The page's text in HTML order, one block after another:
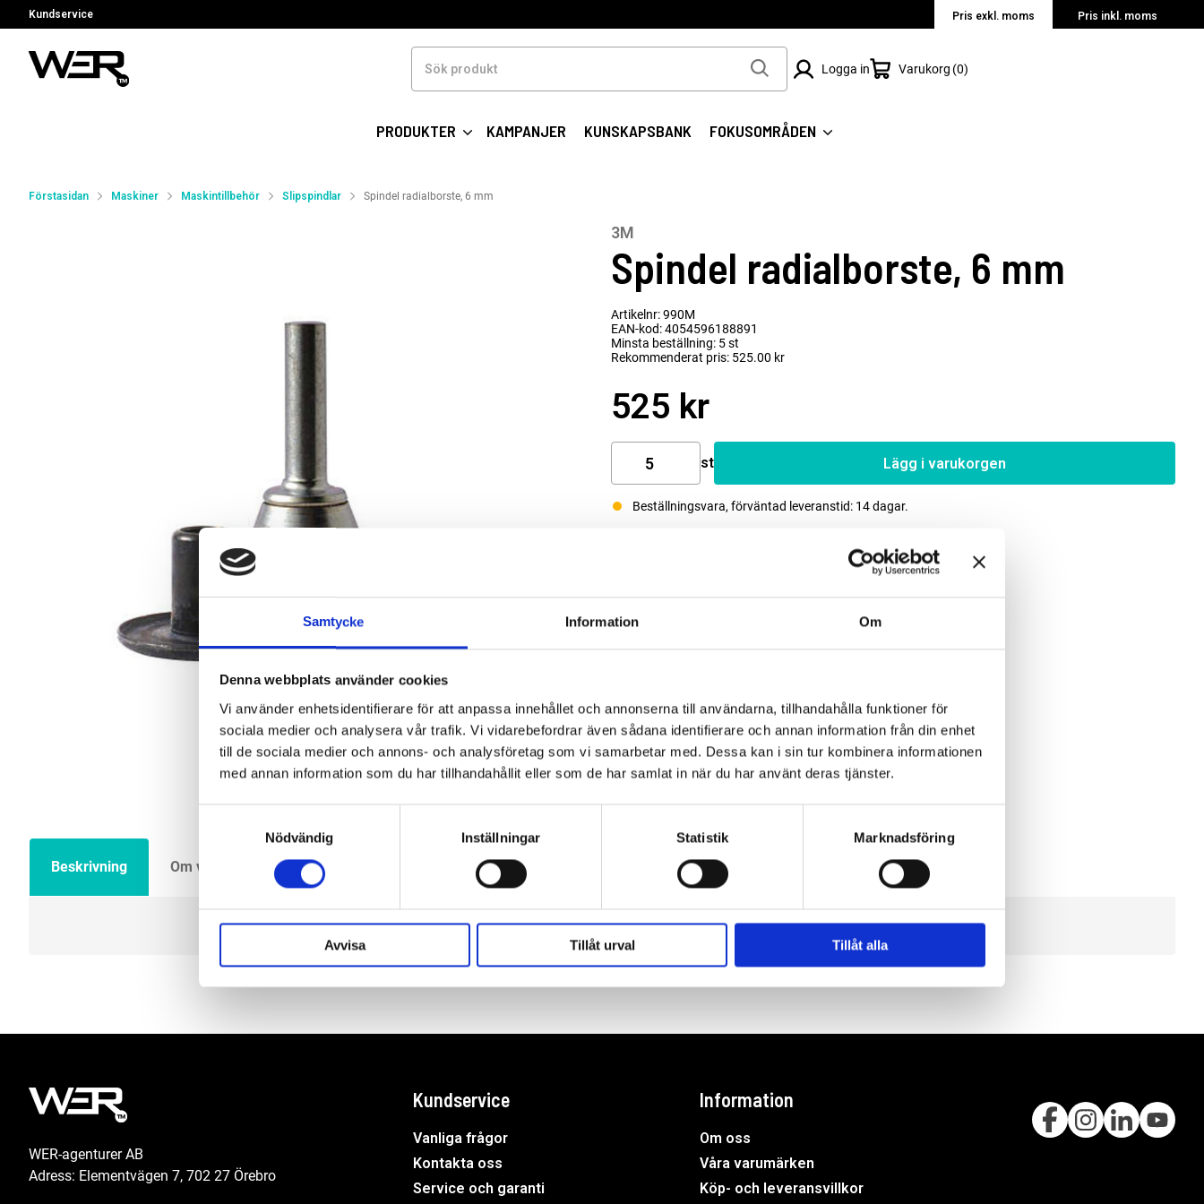
Samtycke Information Om
Denna webbplats använder cookies
Vi använder enhetsidentifierare för att anpassa innehållet och annonserna till användarna, tillhandahålla funktioner för
sociala medier och analysera vår trafik. Vi vidarebefordrar även sådana identifierare och annan information från din enhet
till de sociala medier och annons- och analysföretag som vi samarbetar med. Dessa kan i sin tur kombinera informationen
med annan information som du har tillhandahållit eller som de har samlat in när du har använt deras tjänster.
Nödvändig
Inställningar Statistik Marknadsföring
Avvisa Tillåt urval Tillåt alla
Kundservice Pris exkl. moms Pris inkl. moms
produkt
Logga in Varukorg 0
PRODUKTER KAMPANJER KUNSKAPSBANK FOKUSOMRÅDEN
Förstasidan Maskiner Maskintillbehör Slipspindlar Spindel radialborste, 6 mm
3M
Spindel radialborste, 6 mm
Artikelnr: 990M
EAN-kod: 4054596188891
Minsta beställning: 5 st
Rekommenderat pris: 525.00 kr
525 kr
st Lägg i varukorgen
Beställningsvara, förväntad leveranstid: 14 dagar.
Beskrivning Om varumärket Filer
WER-agenturer AB
Adress: Elementvägen 7, 702 27 Örebro
Kundservice
Vanliga frågor
Kontakta oss
Service och garanti
Information
Om oss
Våra varumärken
Köp- och leveransvillkor